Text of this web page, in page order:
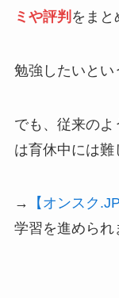
ミや評判 をまと
勉強したいとい
でも、従来の
は育休中には難
→ 【オンスク.JP
学習を進められ